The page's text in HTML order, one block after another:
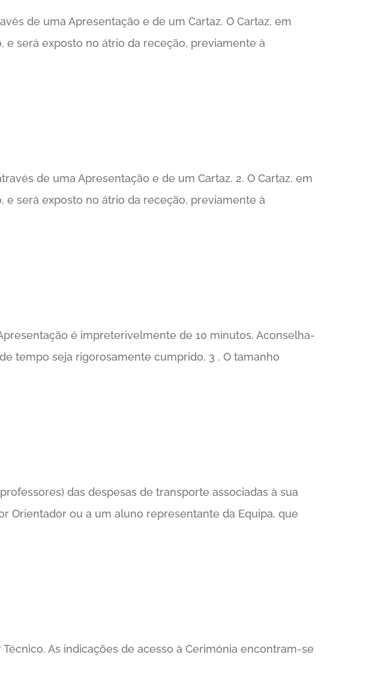
de uma Apresentação e de um Cartaz. O Cartaz, em
será exposto no átrio da receção, previamente à
de uma Apresentação e de um Cartaz. 2. O Cartaz, em
será exposto no átrio da receção, previamente à
é impreterivelmente de 10 minutos. Aconselha-
tempo seja rigorosamente cumprido. 3 . O tamanho
das despesas de transporte associadas à sua
Orientador ou a um aluno representante da Equipa, que
As indicações de acesso à Cerimónia encontram-se